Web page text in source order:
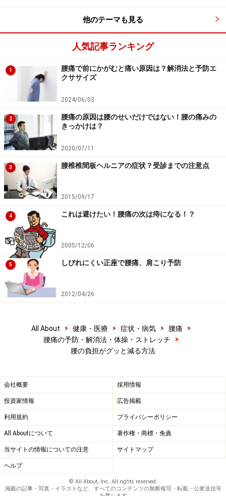
他のテーマも見る
人気記事ランキング
1
腰痛で前にかがむと痛い原因は？解消法と予防エ
クササイズ
2024/06/03
2
腰痛の原因は腰のせいだけではない！腰の痛みの
きっかけは？
2020/07/11
3 腰椎椎間板ヘルニアの症状？受診までの注意点
2015/09/17
4 これは避けたい！腰痛の次は痔になる！？
2005/12/06
5 しびれにくい正座で腰痛、肩こり予防
2012/04/26
All About > 健康・医療 > 症状・病気 > 腰痛
>
腰痛の予防・解消法・体操・ストレッチ
>
腰の負担がグッと減る方法
会社概要 採用情報
投資家情報 広告掲載
利用規約 プライバシーポリシー
All Aboutについて 著作権・商標・免責
当サイトの情報についての注意 サイトマップ
ヘルプ
© All About, Inc. All rights reserved.
掲載の記事・写真・イラストなど、すべてのコンテンツの無断複写・転載・公衆送信等